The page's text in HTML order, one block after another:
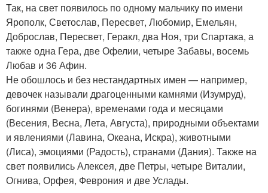
Так, на свет появилось по одному мальчику по имени
Ярополк, Светослав, Пересвет, Любомир, Емельян,
Доброслав, Пересвет, Геракл, два Ноя, три Спартака, а
также одна Гера, две Офелии, четыре Забавы, восемь
Любав и 36 Афин.
Не обошлось и без нестандартных имен — например,
девочек называли драгоценными камнями (Изумруд),
богинями (Венера), временами года и месяцами
(Весения, Весна, Лета, Августа), природными объектами
и явлениями (Лавина, Океана, Искра), животными
(Лиса), эмоциями (Радость), странами (Дания). Также на
свет появились Алексея, две Петры, четыре Виталии,
Огнива, Орфея, Феврония и две Услады.